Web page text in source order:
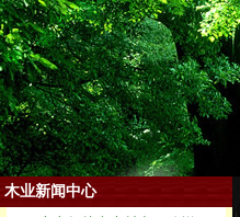
木业新闻中心